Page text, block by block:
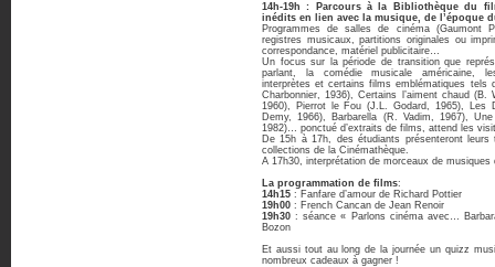
14h-19h : Parcours à la Bibliothèque du
inédits en lien avec la musique, de l’époque
Programmes de salles de cinéma (Gaumont
registres musicaux, partitions originales ou
correspondance, matériel publicitaire…
Un focus sur la période de transition que
parlant, la comédie musicale américaine,
interprètes et certains films emblématiques tels
Charbonnier, 1936), Certains l’aiment chaud
1960), Pierrot le Fou (J.L. Godard, 1965), Les
Demy, 1966), Barbarella (R. Vadim, 1967),
1982)… ponctué d’extraits de films, attend les
De 15h à 17h, des étudiants présenteront
collections de la Cinémathèque.
A 17h30, interprétation de morceaux de
La programmation de films:
14h15 : Fanfare d’amour de Richard Pottier
19h00 : French Cancan de Jean Renoir
19h30 : séance « Parlons cinéma avec…
Bozon
Et aussi tout au long de la journée un quizz
nombreux cadeaux à gagner !